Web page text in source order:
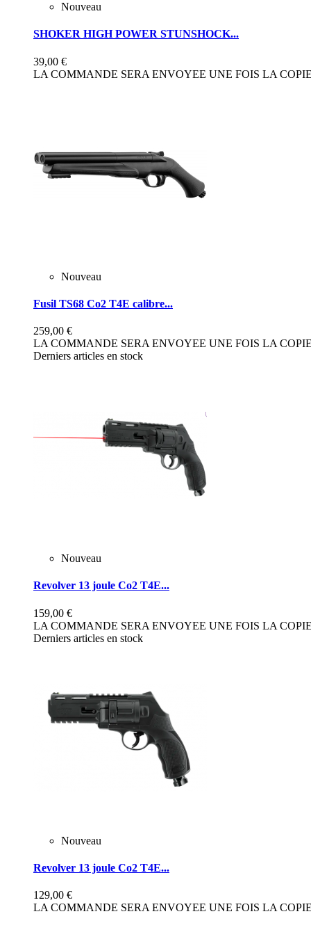
Nouveau
SHOKER HIGH POWER STUNSHOCK...
39,00 €
LA COMMANDE SERA ENVOYEE UNE FOIS LA
Nouveau
Fusil TS68 Co2 T4E calibre...
259,00 €
LA COMMANDE SERA ENVOYEE UNE FOIS LA
Derniers articles en stock
Nouveau
Revolver 13 joule Co2 T4E...
159,00 €
LA COMMANDE SERA ENVOYEE UNE FOIS LA
Derniers articles en stock
Nouveau
Revolver 13 joule Co2 T4E...
129,00 €
LA COMMANDE SERA ENVOYEE UNE FOIS LA